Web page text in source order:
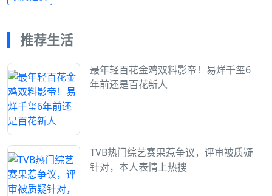
推荐生活
最年轻百花金鸡双料影帝！易烊千玺6
年前还是百花新人
TVB热门综艺赛果惹争议，评审被质疑
针对，本人表情上热搜